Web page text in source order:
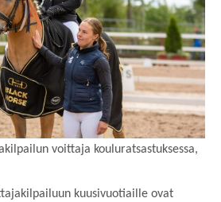
voittaja kouluratsastuksessa,
kuusivuotiaille ovat